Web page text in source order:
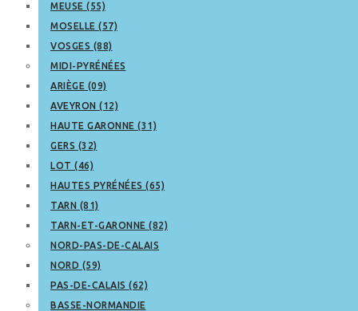
MEUSE (55)
MOSELLE (57)
VOSGES (88)
MIDI-PYRÉNÉES
ARIÈGE (09)
AVEYRON (12)
HAUTE GARONNE (31)
GERS (32)
LOT (46)
HAUTES PYRÉNÉES (65)
TARN (81)
TARN-ET-GARONNE (82)
NORD-PAS-DE-CALAIS
NORD (59)
PAS-DE-CALAIS (62)
BASSE-NORMANDIE